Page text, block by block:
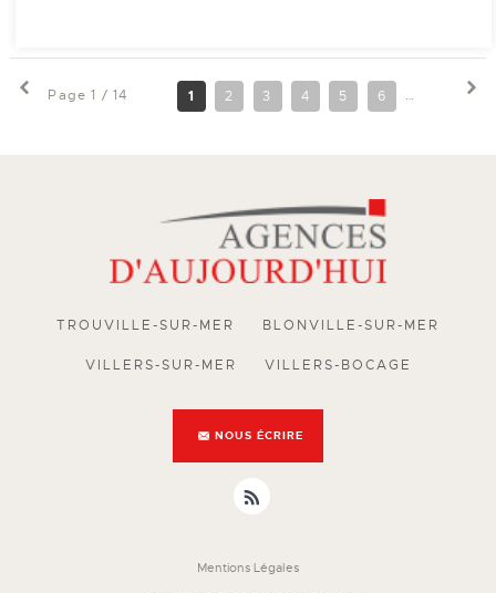
Page 1 / 14 1 2 3 4 5 6
TROUVILLE-SUR-MER BLONVILLE-SUR-MER
VILLERS-SUR-MER VILLERS-BOCAGE
NOUS ÉCRIRE
Mentions Légales